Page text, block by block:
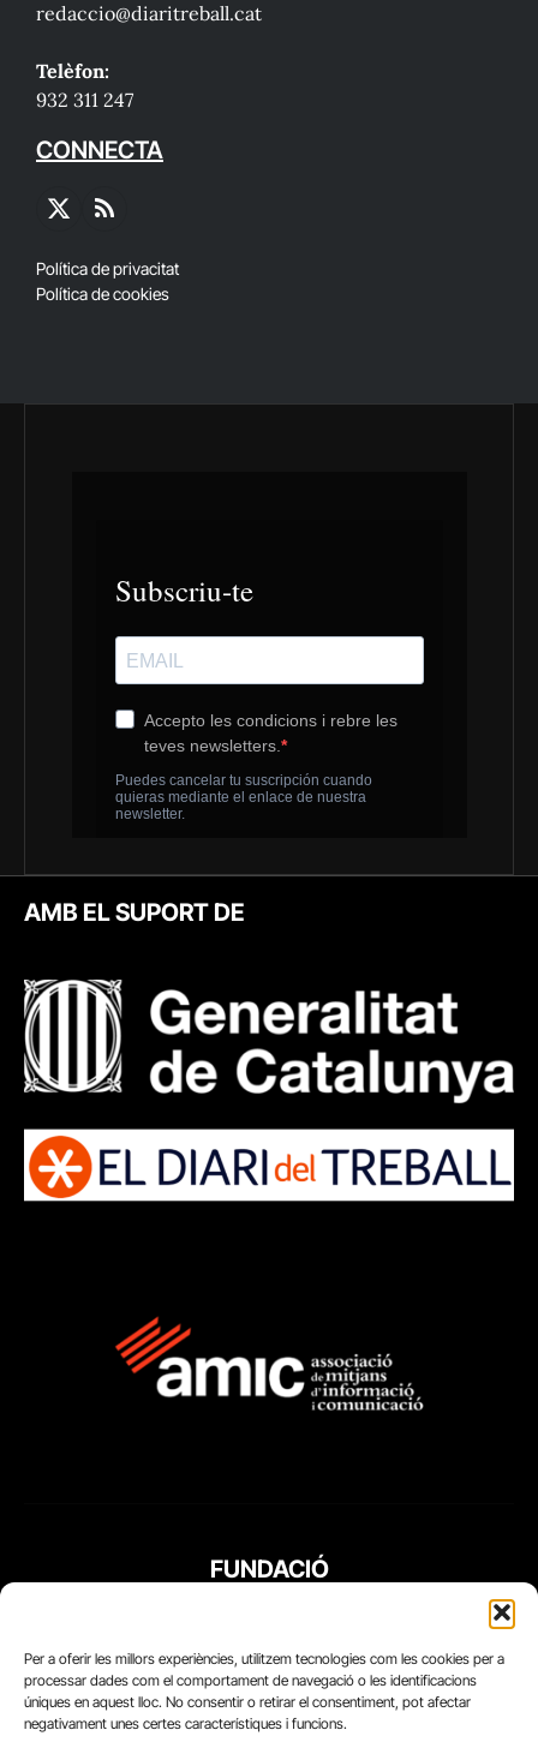
Per a oferir les millors experiències, utilitzem tecnologies com les cookies per a
processar dades com el comportament de navegació o les identificacions
úniques en aquest lloc. No consentir o retirar el consentiment, pot afectar
negativament unes certes característiques i funcions.
redaccio@diaritreball.cat
Telèfon:
932 311 247
CONNECTA
X
RSS
Política de privacitat
Política de cookies
AMB EL SUPORT DE
FUNDACIÓ